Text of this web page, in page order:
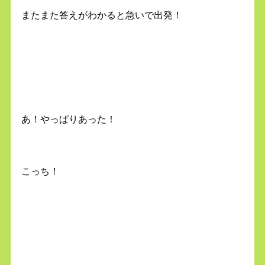
またまた答えがわかると急いで出発！
あ！やっぱりあった！
こっち！